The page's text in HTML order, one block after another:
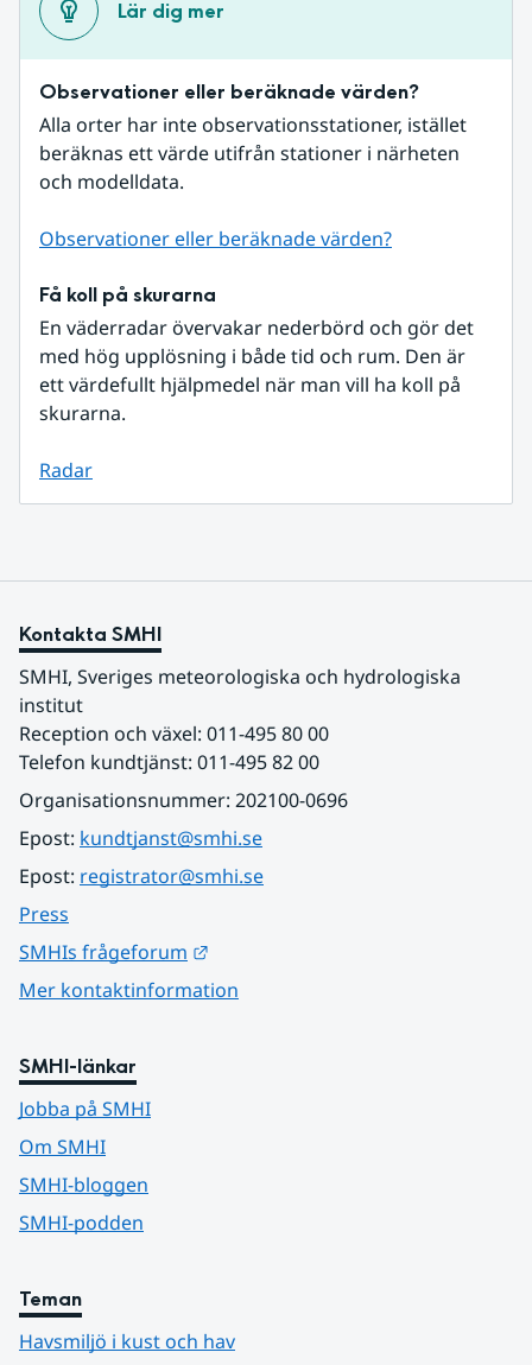
Lär dig mer
Observationer eller beräknade värden?
Alla orter har inte observationsstationer, istället
beräknas ett värde utifrån stationer i närheten
och modelldata.
Observationer eller beräknade värden?
Få koll på skurarna
En väderradar övervakar nederbörd och gör det
med hög upplösning i både tid och rum. Den är
ett värdefullt hjälpmedel när man vill ha koll på
skurarna.
Radar
Kontakta SMHI
SMHI, Sveriges meteorologiska och hydrologiska
institut
Reception och växel: 011-495 80 00
Telefon kundtjänst: 011-495 82 00
Organisationsnummer: 202100-0696
Epost: kundtjanst@smhi.se
Epost: registrator@smhi.se
Press
SMHIs frågeforum
Mer kontaktinformation
SMHI-länkar
Jobba på SMHI
Om SMHI
SMHI-bloggen
SMHI-podden
Teman
Havsmiljö i kust och hav